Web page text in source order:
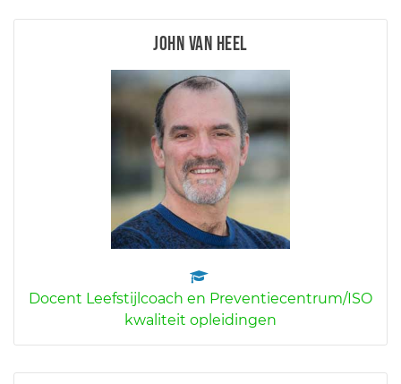
John van Heel
Docent Leefstijlcoach en Preventiecentrum/ISO
kwaliteit opleidingen